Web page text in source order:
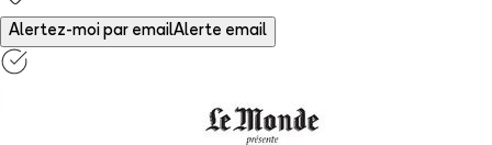
Alertez-moi par emailAlerte email